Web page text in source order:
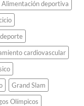
Alimentación deportiva
deporte
cardiovascular
Grand Slam
Olímpicos